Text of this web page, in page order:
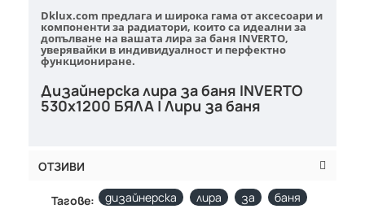
Dklux.com предлага и широка гама от аксесоари и
компоненти за радиатори, които са идеални за
допълване на вашата лира за баня INVERTO,
уверявайки в индивидуалност и перфектно
функциониране.
Дизайнерска лира за баня INVERTO
530х1200 БЯЛА | Лири за баня
ОТЗИВИ
Тагове: дизайнерска лира за
баня